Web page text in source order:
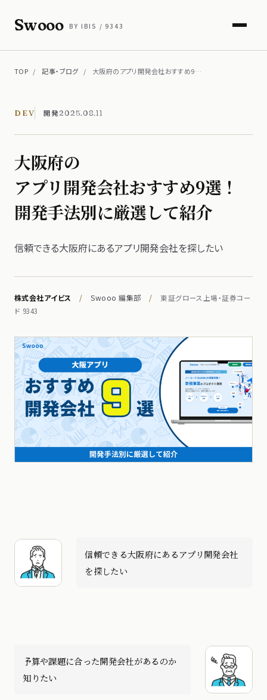
Swooo BY IBIS / 9343
TOP / 記事・ブログ / 大阪府のアプリ開発会社おすすめ9…
DEV 開発 2025.08.11
大阪府の​
アプリ開発会社おすすめ9選！​
開発手法別に​厳選して​紹介
信頼できる​大阪府に​ある​アプリ開発会社を​探したい
株式会社アイビス / Swooo 編集部 /
東証グロース上場・証券コー
ド 9343
信頼できる大阪府にあるアプリ開発会社
を探したい
予算や課題に合った開発会社があるのか
知りたい